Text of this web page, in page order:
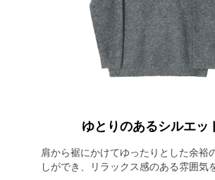
ゆとりのあるシルエッ
肩から裾にかけてゆったりとした余裕
しができ、リラックス感のある雰囲気